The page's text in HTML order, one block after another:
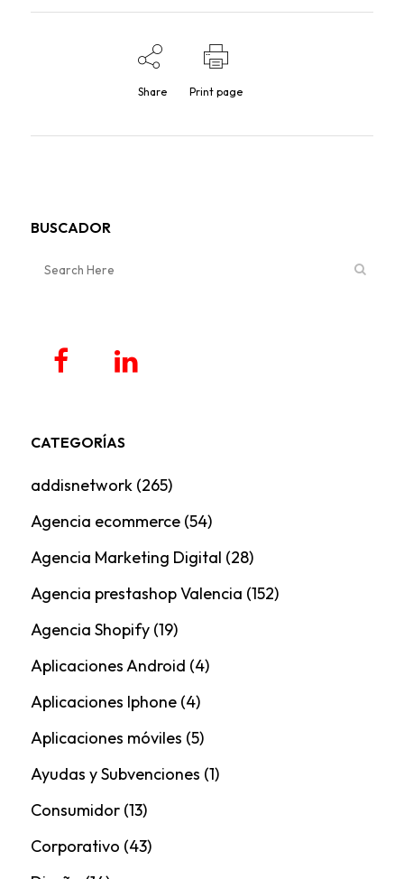
Share Print page
BUSCADOR
CATEGORÍAS
addisnetwork(265)
Agencia ecommerce(54)
Agencia Marketing Digital (28)
Agencia prestashop Valencia (152)
Agencia Shopify(19)
Aplicaciones Android (4)
Aplicaciones Iphone(4)
Aplicaciones móviles (5)
Ayudas y Subvenciones (1)
Consumidor(13)
Corporativo (43)